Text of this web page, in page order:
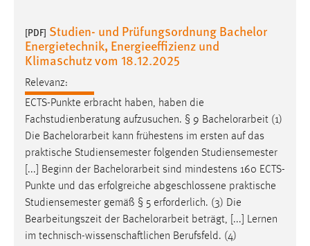
[PDF] Studien- und Prüfungsordnung Bachelor
Energietechnik, Energieeffizienz und
Klimaschutz vom 18.12.2025
Relevanz:
ECTS-Punkte erbracht haben, haben die
Fachstudienberatung aufzusuchen. § 9 Bachelorarbeit (1)
Die Bachelorarbeit kann frühestens im ersten auf das
praktische Studiensemester folgenden Studiensemester
[...] Beginn der Bachelorarbeit sind mindestens 160 ECTS-
Punkte und das erfolgreiche abgeschlossene praktische
Studiensemester gemäß § 5 erforderlich. (3) Die
Bearbeitungszeit der Bachelorarbeit beträgt, [...] Lernen
im technisch-wissenschaftlichen Berufsfeld. (4)